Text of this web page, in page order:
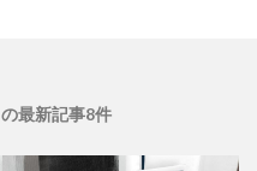
の最新記事8件